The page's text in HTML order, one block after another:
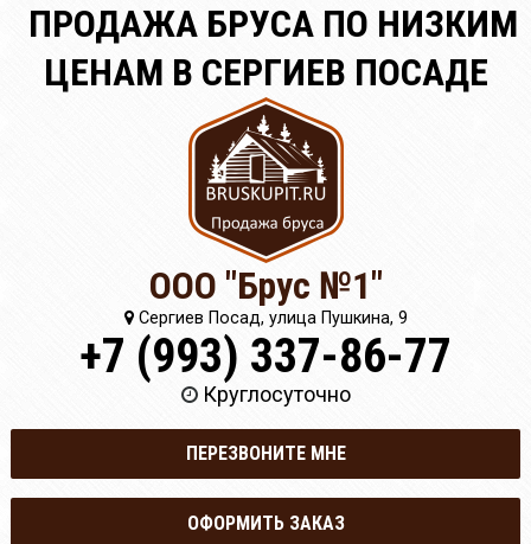
ПРОДАЖА БРУСА ПО НИЗКИМ
ЦЕНАМ В СЕРГИЕВ ПОСАДЕ
ООО "Брус №1"
Сергиев Посад, улица Пушкина, 9
+7 (993) 337-86-77
Круглосуточно
ПЕРЕЗВОНИТЕ МНЕ
ОФОРМИТЬ ЗАКАЗ